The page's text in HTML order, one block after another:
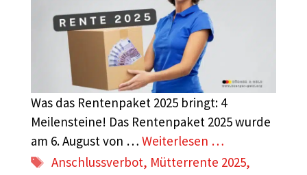
Was das Rentenpaket 2025 bringt: 4
Meilensteine! Das Rentenpaket 2025 wurde
am 6. August von … Weiterlesen …
Schlagwörter
Anschlussverbot, Mütterrente 2025,